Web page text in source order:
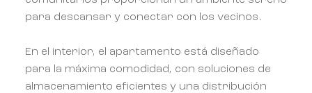
para descansar y conectar con los vecinos.
En el interior, el apartamento está diseñado
para la máxima comodidad, con soluciones de
almacenamiento eficientes y una distribución